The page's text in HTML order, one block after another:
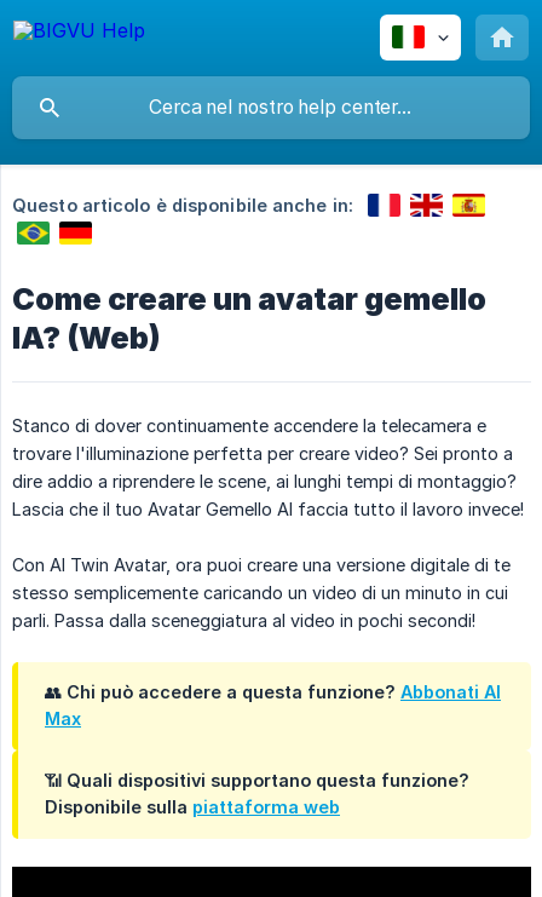
Questo articolo è disponibile anche in:
Come creare un avatar gemello
IA? (Web)
Stanco di dover continuamente accendere la telecamera e
trovare l'illuminazione perfetta per creare video? Sei pronto a
dire addio a riprendere le scene, ai lunghi tempi di montaggio?
Lascia che il tuo Avatar Gemello AI faccia tutto il lavoro invece!
Con AI Twin Avatar, ora puoi creare una versione digitale di te
stesso semplicemente caricando un video di un minuto in cui
parli. Passa dalla sceneggiatura al video in pochi secondi!
👥 Chi può accedere a questa funzione? Abbonati AI
Max
📶 Quali dispositivi supportano questa funzione?
Disponibile sulla piattaforma web